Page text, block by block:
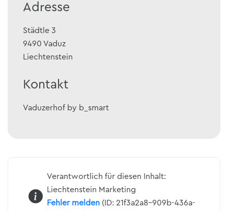
Adresse
Städtle 3
9490 Vaduz
Liechtenstein
Kontakt
Vaduzerhof by b_smart
Verantwortlich für diesen Inhalt:
Liechtenstein Marketing
Fehler melden(ID: 21f3a2a8-909b-436a-